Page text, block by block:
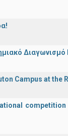
Campus at the